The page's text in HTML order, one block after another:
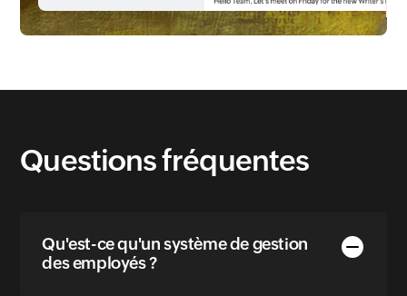
Questions fréquentes
Qu'est-ce qu'un système de gestion
des employés ?